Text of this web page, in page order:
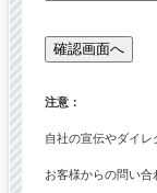
注意：
自社の宣伝やダイ
お客様からの問い合